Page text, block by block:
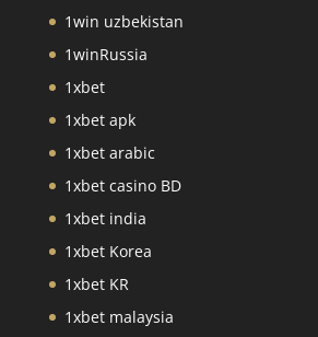
1win uzbekistan
1winRussia
1xbet
1xbet apk
1xbet arabic
1xbet casino BD
1xbet india
1xbet Korea
1xbet KR
1xbet malaysia